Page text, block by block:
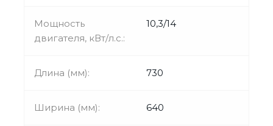
Мощность
двигателя, кВт/л.с.:
10,3/14
Длина (мм): 730
Ширина (мм): 640